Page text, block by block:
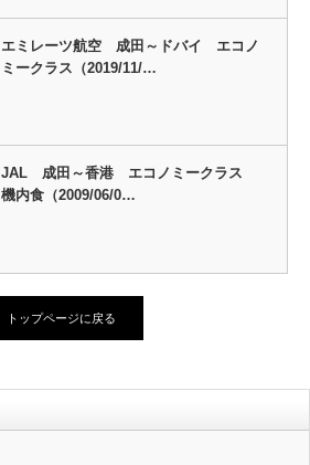
エミレーツ航空 成田～ドバイ エコノ
ミークラス（2019/11/…
JAL 成田～香港 エコノミークラス
機内食（2009/06/0…
トップページに戻る